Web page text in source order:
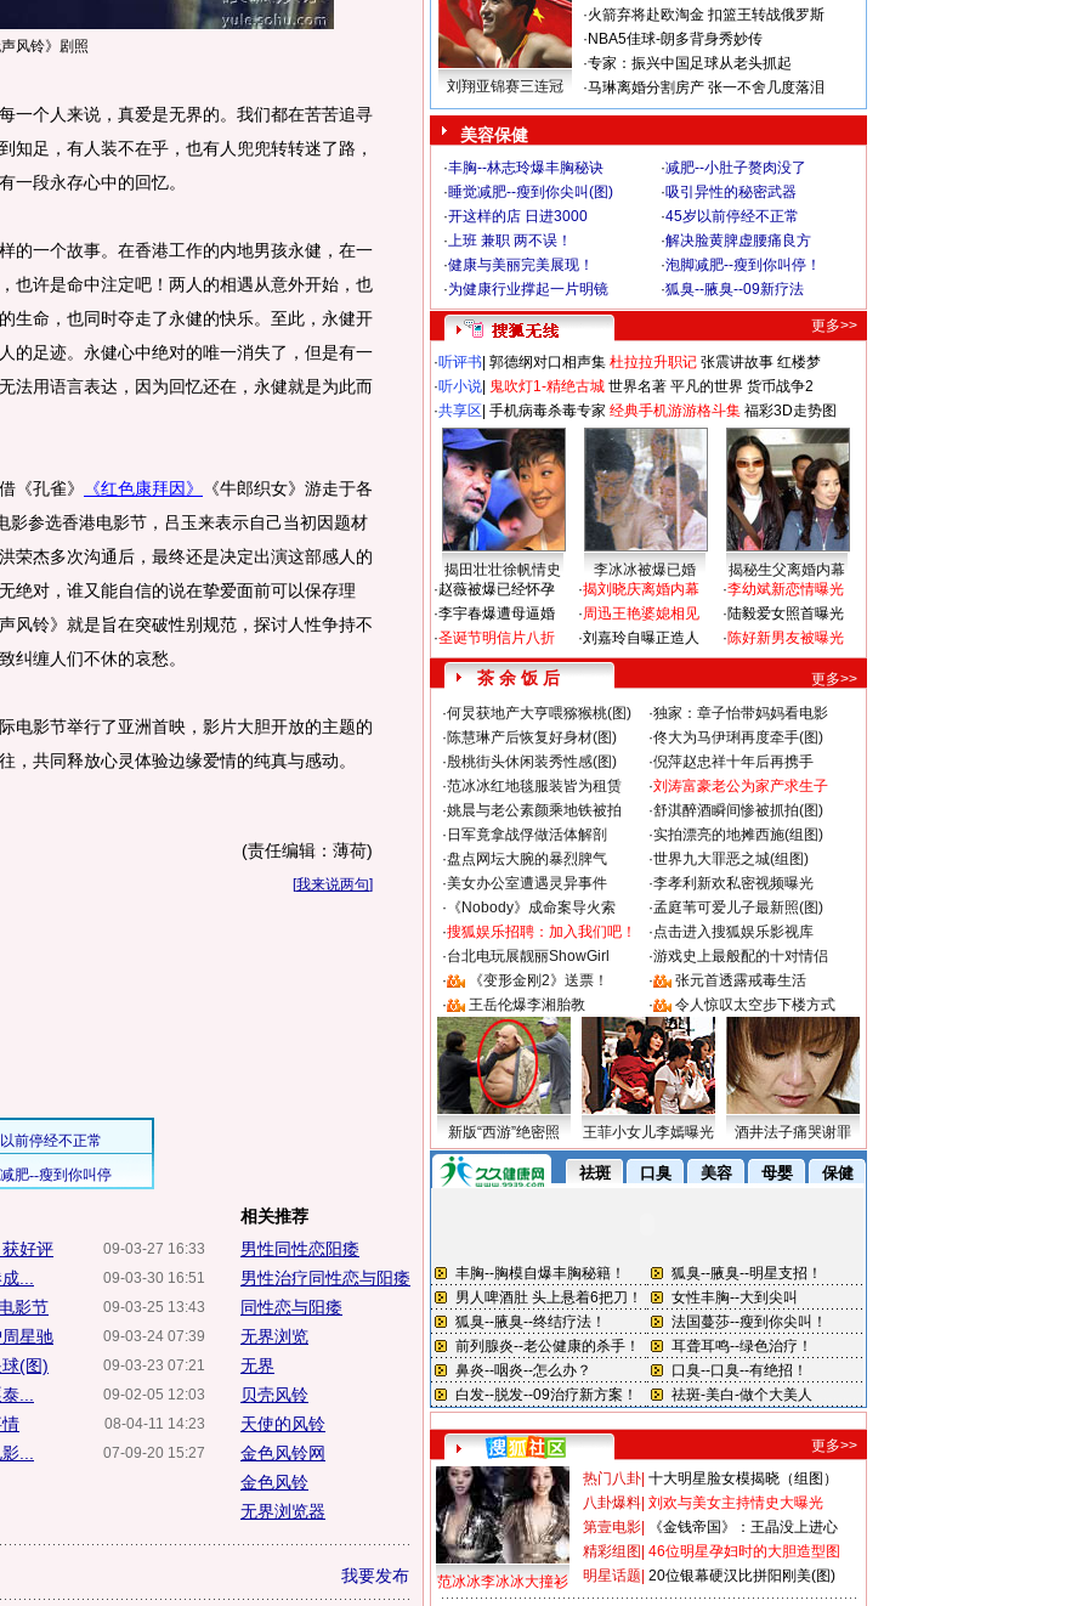
风铃》剧照
个人来说，真爱是无界的。我们都在苦苦追寻
知足，有人装不在乎，也有人兜兜转转迷了路，
一段永存心中的回忆。
一个故事。在香港工作的内地男孩永健，在一
也许是命中注定吧！两人的相遇从意外开始，也
生命，也同时夺走了永健的快乐。至此，永健开
的足迹。永健心中绝对的唯一消失了，但是有一
法用语言表达，因为回忆还在，永健就是为此而
孔雀》 《红色康拜因》
《牛郎织女》游走于各
影参选香港电影节，吕玉来表示自己当初因题材
荣杰多次沟通后，最终还是决定出演这部感人的
绝对，谁又能自信的说在挚爱面前可以保存理
风铃》就是旨在突破性别规范，探讨人性争持不
纠缠人们不休的哀愁。
影节举行了亚洲首映，影片大胆开放的主题的
，共同释放心灵体验边缘爱情的纯真与感动。
(责任编辑：薄荷)
[我来说两句]
09-03-27 16:33
好评
09-03-30 16:51
...
09-03-25 13:43
影节
09-03-24 07:39
星驰
09-03-23 07:21
(图)
09-02-05 12:03
...
08-04-11 14:23
07-09-20 15:27
...
相关推荐
男性同性恋阳痿
男性治疗同性恋与阳痿
同性恋与阳痿
无界浏览
无界
贝壳风铃
天使的风铃
金色风铃网
金色风铃
无界浏览器
我要发布
刘翔亚锦赛三连冠
·火箭弃将赴欧淘金 扣篮王转战俄罗斯
· NBA5佳球-朗多背身秀妙传
·专家：振兴中国足球从老头抓起
·马琳离婚分割房产 张一不舍几度落泪
美容保健
·丰胸--林志玲爆丰胸秘诀 ·减肥--小肚子赘肉没了
·睡觉减肥--瘦到你尖叫(图) ·吸引异性的秘密武器
·开这样的店 日进3000 ·45岁以前停经不正常
·上班 兼职 两不误！ ·解决脸黄脾虚腰痛良方
·健康与美丽完美展现！ ·泡脚减肥--瘦到你叫停！
·为健康行业撑起一片明镜 ·狐臭--腋臭--09新疗法
更多>>
·听评书 郭德纲对口相声集 杜拉拉升职记 张震讲故事 红楼梦
·听小说 鬼吹灯1-精绝古城 世界名著 平凡的世界 货币战争2
·共享区 手机病毒杀毒专家 经典手机游游格斗集 福彩3D走势图
揭田壮壮徐帆情史 李冰冰被爆已婚
揭秘生父离婚内幕
·赵薇被爆已经怀孕
·李宇春爆遭母逼婚
·圣诞节明信片八折
·揭刘晓庆离婚内幕
·周迅王艳婆媳相见
·刘嘉玲自曝正造人
·李幼斌新恋情曝光
·陆毅爱女照首曝光
·陈好新男友被曝光
茶 余 饭 后
更多>>
·何炅获地产大亨喂猕猴桃(图) ·独家：章子怡带妈妈看电影
·陈慧琳产后恢复好身材(图) ·佟大为马伊琍再度牵手(图)
·殷桃街头休闲装秀性感(图) ·倪萍赵忠祥十年后再携手
·范冰冰红地毯服装皆为租赁 ·刘涛富豪老公为家产求生子
·姚晨与老公素颜乘地铁被拍 ·舒淇醉酒瞬间惨被抓拍(图)
· 日军竟拿战俘做活体解剖 ·实拍漂亮的地摊西施(组图)
·盘点网坛大腕的暴烈脾气 ·世界九大罪恶之城(组图)
·美女办公室遭遇灵异事件 ·李孝利新欢私密视频曝光
· 《Nobody》成命案导火索 ·孟庭苇可爱儿子最新照(图)
·搜狐娱乐招聘：加入我们吧！ ·点击进入搜狐娱乐影视库
·台北电玩展靓丽ShowGirl ·游戏史上最般配的十对情侣
·
《变形金刚2》送票！ ·
张元首透露戒毒生活
·
王岳伦爆李湘胎教 · 令人惊叹太空步下楼方式
新版“西游”绝密照 王菲小女儿李嫣曝光 酒井法子痛哭谢罪
更多>>
范冰冰李冰冰大撞衫
热门八卦 十大明星脸女模揭晓（组图）
八卦爆料 刘欢与美女主持情史大曝光
第壹电影
《金钱帝国》：王晶没上进心
精彩组图 46位明星孕妇时的大胆造型图
明星话题 20位银幕硬汉比拼阳刚美(图)